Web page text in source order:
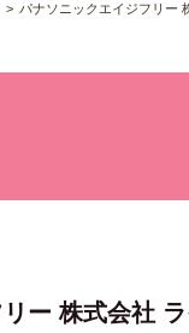
ー 株式会社
パナソニックエイジフリー